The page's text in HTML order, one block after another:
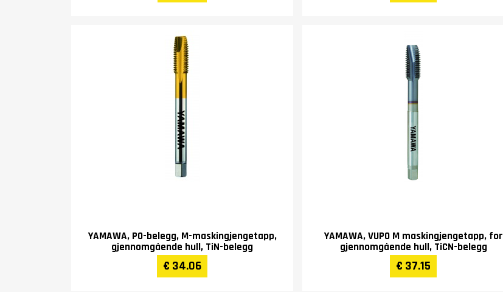
YAMAWA, PO-belegg, M-maskingjengetapp,
gjennomgående hull, TiN-belegg
€ 34.06
YAMAWA, VUPO M maskingjengetapp, for
gjennomgående hull, TiCN-belegg
€ 37.15